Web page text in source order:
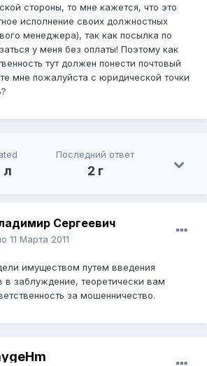
стороны, то мне кажется, что это
исполнение своих должностных
менеджера), так как посылка по
у меня без оплаты! Поэтому как
тут должен понести почтовый
мне пожалуйста с юридической точки
л
Последний ответ
2 г
Сергеевич
11 Марта 2011
имуществом путем введения
в заблуждение, теоретически вам
за мошенничество.